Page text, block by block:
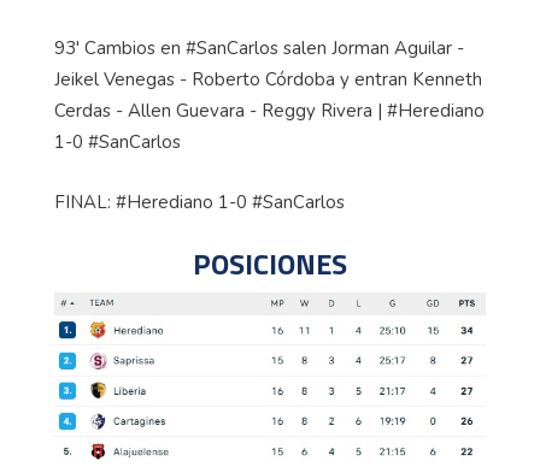
93' Cambios en #SanCarlos salen Jorman Aguilar -
Jeikel Venegas - Roberto Córdoba y entran Kenneth
Cerdas - Allen Guevara - Reggy Rivera | #Herediano
1-0 #SanCarlos
FINAL: #Herediano 1-0 #SanCarlos
POSICIONES